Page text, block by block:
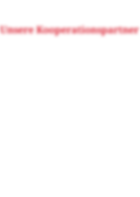
Unsere Kooperationspartner